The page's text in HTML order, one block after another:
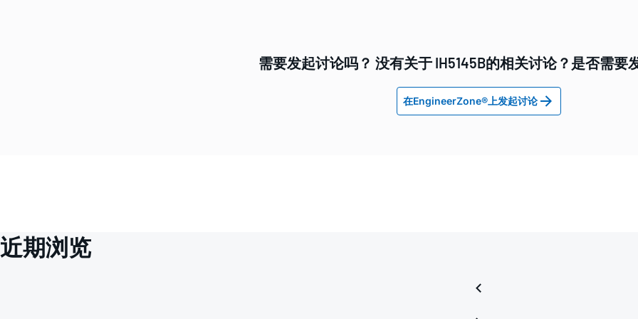
需要发起讨论吗？ 没有关于 IH5145B的相关讨论？是否需要
在EngineerZone®上发起讨论
近期浏览